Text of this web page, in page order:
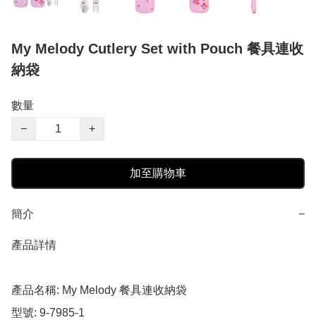
My Melody Cutlery Set with Pouch 餐具連收
納袋
數量
−
+
加至購物車
簡介 −
產品詳情
產品名稱: My Melody 餐具連收納袋
型號: 9-7985-1